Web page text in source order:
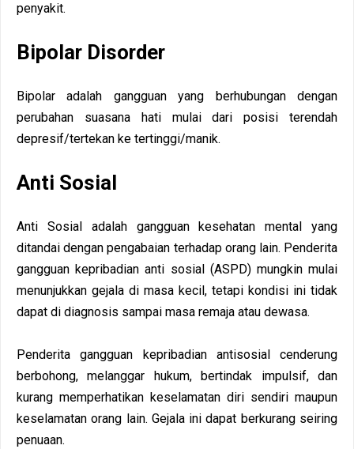
penyakit.
Bipolar Disorder
Bipolar adalah gangguan yang berhubungan dengan
perubahan suasana hati mulai dari posisi terendah
depresif/tertekan ke tertinggi/manik.
Anti Sosial
Anti Sosial adalah gangguan kesehatan mental yang
ditandai dengan pengabaian terhadap orang lain. Penderita
gangguan kepribadian anti sosial (ASPD) mungkin mulai
menunjukkan gejala di masa kecil, tetapi kondisi ini tidak
dapat di diagnosis sampai masa remaja atau dewasa.
Penderita gangguan kepribadian antisosial cenderung
berbohong, melanggar hukum, bertindak impulsif, dan
kurang memperhatikan keselamatan diri sendiri maupun
keselamatan orang lain. Gejala ini dapat berkurang seiring
penuaan.